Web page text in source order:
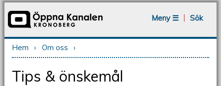
Meny ☰
Sök
Du är här
Hem › Om oss ›
Tips & önskemål